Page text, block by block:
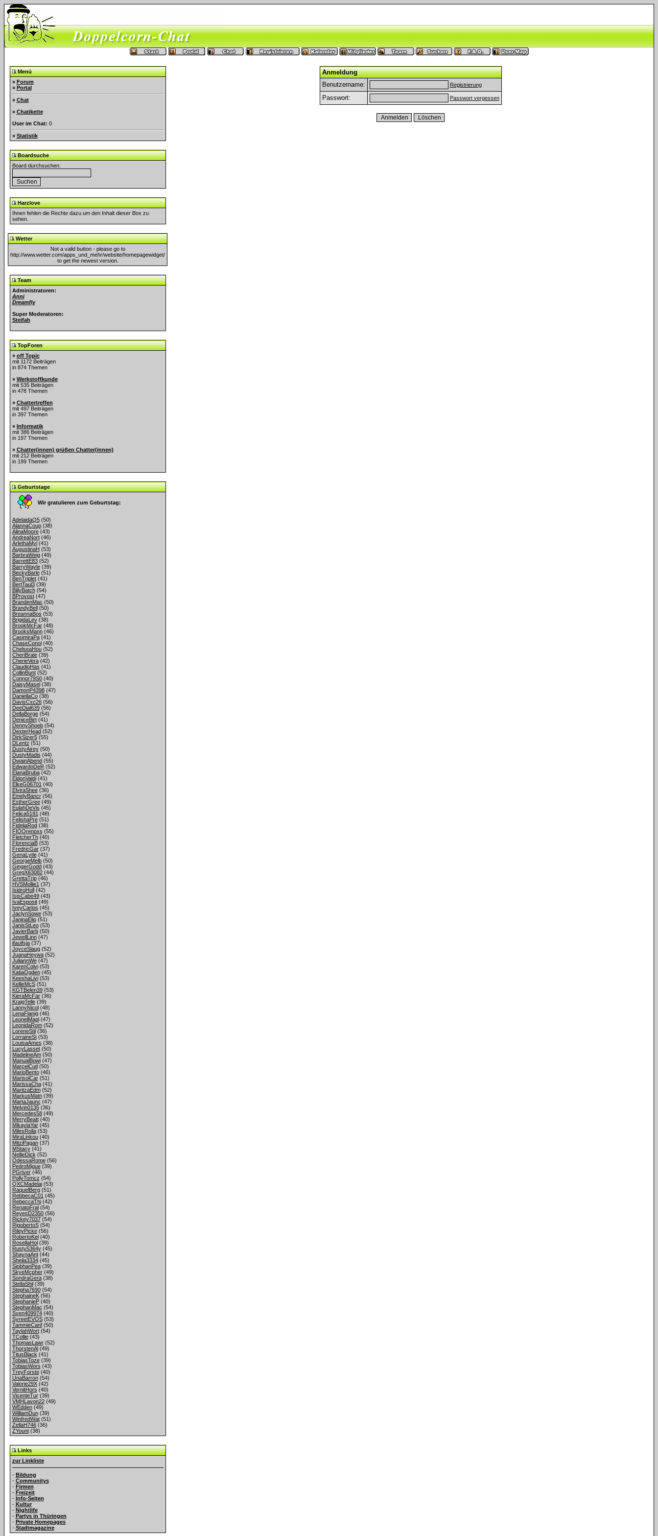
Menü
» Forum
» Portal
» Chat
» Chatikette
User im Chat: 0
» Statistik
Boardsuche
Board durchsuchen:
Harzlove
Ihnen fehlen die Rechte dazu um den Inhalt dieser Box zu
sehen.
Wetter
Not a valid button - please go to
http://www.wetter.com/apps_und_mehr/website/homepagewidget/
to get the newest version.
Team
Administratoren:
Anni
Dreamfly
Super Moderatoren:
Steifah
TopForen
» off Topic
mit 1172 Beiträgen
in 874 Themen
» Werkstoffkunde
mit 535 Beiträgen
in 478 Themen
» Chattertreffen
mit 497 Beiträgen
in 397 Themen
» Informatik
mit 386 Beiträgen
in 197 Themen
» Chatter(innen) grüßen Chatter(innen)
mit 212 Beiträgen
in 199 Themen
Geburtstage
Wir gratulieren zum Geburtstag:
AdelaidaQ5(50)
AlannaCoup(38)
AlinaMoore(43)
AndreaNort(46)
ArlethaMyl(41)
AugustinaH (53)
BarbraWeig(49)
BarrettE83(52)
BarryWayle(39)
BeckyBarle(51)
BenTriplet(41)
BertTaul3(39)
BillyBatch(54)
BProvost(47)
BrandenMac (50)
BrandyBell(50)
BreannaBos (53)
BrigidaLev(38)
BrookMcFar(48)
BrooksMann(46)
CasimiraPa(41)
ChaseConol(40)
ChelseaHou(52)
CheriBrale(39)
CherieVera(42)
ClaudioHas (41)
CollinBunt(52)
Connor79S0(40)
DaisyMasel(38)
DamonP4398(47)
DaniellaCo(38)
DavisCxc26(56)
DeeDial639(56)
DellaBorge(54)
DeniceBirt(41)
DennyShoeb(54)
DexterHead(52)
DirkSizer5(55)
DLentz (51)
DustyAirey(50)
DustyMadis (44)
DwainAbend(55)
EdwardoDeR (52)
ElanaBruba(42)
EldonValdi(41)
ElkeG06701 (40)
ElviraShee(36)
EmelyBancr(56)
EstherGree(49)
EulahDeVis (45)
Felica5191 (48)
FelishaPre(51)
FideliaRod(38)
FIOOrenoxs (55)
FletcherTh(40)
FlorenciaB(53)
FredricGar(37)
GenaLytle(41)
GeorgeMelb(50)
GingerGodd(43)
GregX63082(44)
GrettaTrip(46)
HVSMollie1 (37)
IsidroHoll(42)
IsisCabe49(43)
IvaEsposit(49)
IveyCarlos (45)
JaclynSowe(53)
JaninaElio(51)
JanisStLeo(53)
JavierBarb(50)
JewellLinn(47)
jfauifsja(37)
JoyceSlaug(52)
JuanaHeywa(52)
JuliannWe(47)
KarenColvi(53)
KatiaOgden(45)
KeeshaLivi(53)
KellieMcS(51)
KGTBelen39(53)
KieraMcFar(36)
KraigTelle(39)
LannyNicol(48)
LenaFlanig(46)
LeonelMapl(47)
LeonidaRom(52)
LoreneStil(36)
LorraineSt(53)
LouisaAmes (38)
LucyLasset(50)
MadelineAm(50)
ManualBowi(47)
MarcelCutl(50)
MarioBento(46)
MarisolCar(51)
MarissaCha(41)
MaritzaEdm(52)
MarkusMatn(39)
MartaJaunc (47)
Melvin0135(36)
Mercedes58(49)
MerryBeatt(40)
MikaylaYar(45)
MilesRolla(53)
MiraLinkou(40)
MitziPagan(37)
MStacy(41)
NellieDick (52)
OdessaRome(56)
PedroMigue(39)
PGriver(46)
PollyTomcz (54)
QXCMadelai(53)
RaquelBerg(51)
RebbecaC01 (45)
RebeccaThi(42)
RenatoFral(54)
ReyesD2350(56)
Rickey7037(54)
RigobertoS(54)
RileyPicke(56)
RobertoKel(40)
RosellaHol(39)
Rusty5364y(45)
ShaynaAnt(44)
Sheila3334(45)
SiobhanPea(39)
SkyeMcpher(49)
SondraGera(38)
StellaShil(39)
Stepha7690(54)
StephaineK(56)
StephanieP(40)
StephanMac (54)
Sven409974(40)
SyreetEVOS(53)
TammieCanf(50)
TaylahWort(54)
TCollie(43)
ThomasLawr(52)
ThorstenAl(49)
TitusBlack (41)
TobiasToze(39)
TobiasWors (43)
TreyForste(40)
UnaBarron(54)
Valorie29X(42)
VernitHors (40)
VicenteTur(39)
VMHLavon22(49)
WEdden(49)
WilliamDun(39)
WinfredWat(51)
ZellaH746(36)
ZYount(38)
Links
zur Linkliste
- Bildung
- Communitys
- Firmen
- Freizeit
- Info-Seiten
- Kultur
- Nightlife
- Partys in Thüringen
- Private Homepages
- Stadtmagazine
Anmeldung
Benutzername:
Registrierung
Passwort: Passwort vergessen